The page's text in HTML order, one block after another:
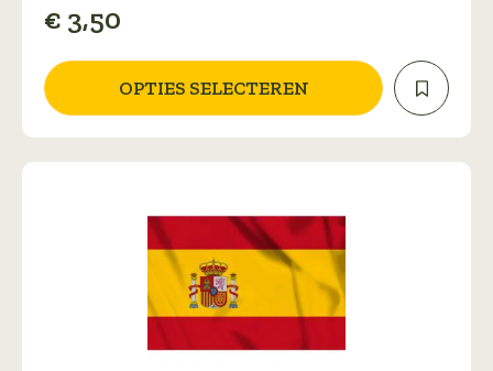
€ 3,50
OPTIES SELECTEREN
variaties.
Deze
kan
gekozen
worden
op
de